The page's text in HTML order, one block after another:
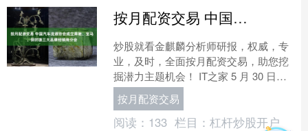
按月配资交易 中国汽车流通协会成立奔驰、宝马、保时捷三大品牌经销商分会
炒股就看金麒麟分析师研报，权威，专
业，及时，全面按月配资交易，助您挖
掘潜力主题机会！ IT之家 5 月 30 日消
息，中国汽车流通协会公众号今天上午
发文披露，5....
按月配资交易
阅读： 133 栏目： 杠杆炒股开户